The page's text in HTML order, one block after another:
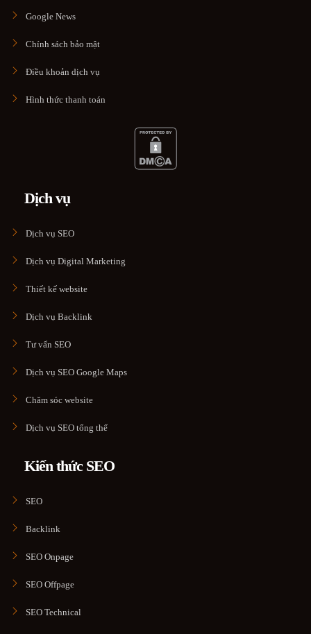
Google News
Chính sách bảo mật
Điều khoản dịch vụ
Hình thức thanh toán
Dịch vụ
Dịch vụ SEO
Dịch vụ Digital Marketing
Thiết kế website
Dịch vụ Backlink
Tư vấn SEO
Dịch vụ SEO Google Maps
Chăm sóc website
Dịch vụ SEO tổng thể
Kiến thức SEO
SEO
Backlink
SEO Onpage
SEO Offpage
SEO Technical